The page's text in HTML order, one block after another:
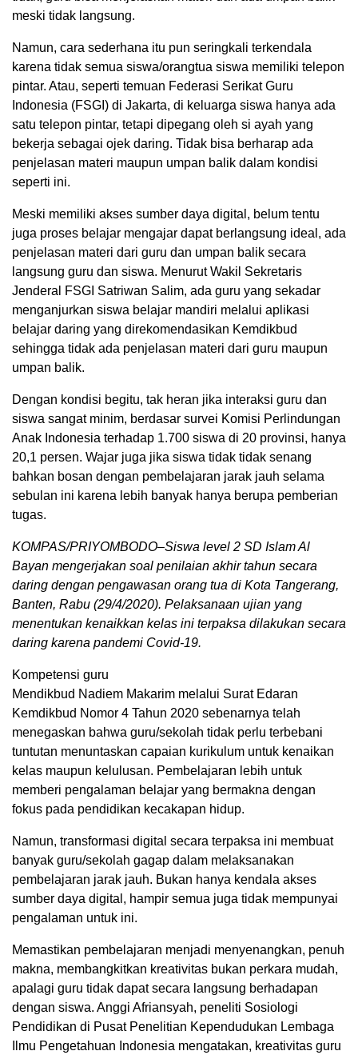
meski tidak langsung.
Namun, cara sederhana itu pun seringkali terkendala
karena tidak semua siswa/orangtua siswa memiliki telepon
pintar. Atau, seperti temuan Federasi Serikat Guru
Indonesia (FSGI) di Jakarta, di keluarga siswa hanya ada
satu telepon pintar, tetapi dipegang oleh si ayah yang
bekerja sebagai ojek daring. Tidak bisa berharap ada
penjelasan materi maupun umpan balik dalam kondisi
seperti ini.
Meski memiliki akses sumber daya digital, belum tentu
juga proses belajar mengajar dapat berlangsung ideal, ada
penjelasan materi dari guru dan umpan balik secara
langsung guru dan siswa. Menurut Wakil Sekretaris
Jenderal FSGI Satriwan Salim, ada guru yang sekadar
menganjurkan siswa belajar mandiri melalui aplikasi
belajar daring yang direkomendasikan Kemdikbud
sehingga tidak ada penjelasan materi dari guru maupun
umpan balik.
Dengan kondisi begitu, tak heran jika interaksi guru dan
siswa sangat minim, berdasar survei Komisi Perlindungan
Anak Indonesia terhadap 1.700 siswa di 20 provinsi, hanya
20,1 persen. Wajar juga jika siswa tidak tidak senang
bahkan bosan dengan pembelajaran jarak jauh selama
sebulan ini karena lebih banyak hanya berupa pemberian
tugas.
KOMPAS/PRIYOMBODO–Siswa level 2 SD Islam Al
Bayan mengerjakan soal penilaian akhir tahun secara
daring dengan pengawasan orang tua di Kota Tangerang,
Banten, Rabu (29/4/2020). Pelaksanaan ujian yang
menentukan kenaikkan kelas ini terpaksa dilakukan secara
daring karena pandemi Covid-19.
Kompetensi guru
Mendikbud Nadiem Makarim melalui Surat Edaran
Kemdikbud Nomor 4 Tahun 2020 sebenarnya telah
menegaskan bahwa guru/sekolah tidak perlu terbebani
tuntutan menuntaskan capaian kurikulum untuk kenaikan
kelas maupun kelulusan. Pembelajaran lebih untuk
memberi pengalaman belajar yang bermakna dengan
fokus pada pendidikan kecakapan hidup.
Namun, transformasi digital secara terpaksa ini membuat
banyak guru/sekolah gagap dalam melaksanakan
pembelajaran jarak jauh. Bukan hanya kendala akses
sumber daya digital, hampir semua juga tidak mempunyai
pengalaman untuk ini.
Memastikan pembelajaran menjadi menyenangkan, penuh
makna, membangkitkan kreativitas bukan perkara mudah,
apalagi guru tidak dapat secara langsung berhadapan
dengan siswa. Anggi Afriansyah, peneliti Sosiologi
Pendidikan di Pusat Penelitian Kependudukan Lembaga
Ilmu Pengetahuan Indonesia mengatakan, kreativitas guru